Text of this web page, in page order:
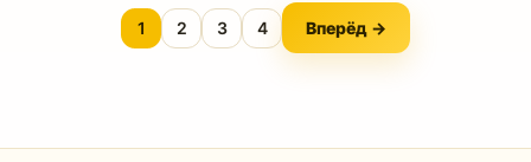
1 2 3 4 Вперёд →